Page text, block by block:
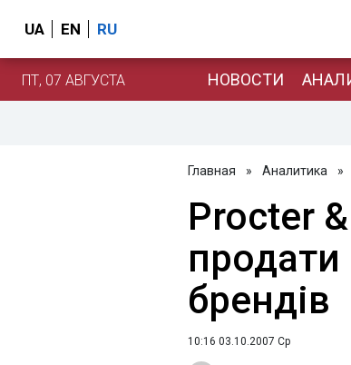
UA EN RU
ПТ, 07 АВГУСТА НОВОСТИ
Главная » Аналитика »
Procter
продати
брендів
10:16 03.10.2007 Ср